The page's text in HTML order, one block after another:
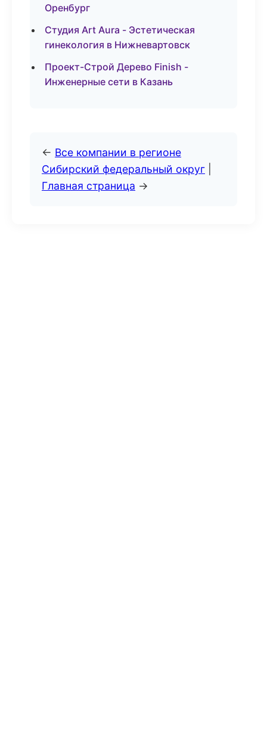
Оренбург
Студия Art Aura - Эстетическая
гинекология в Нижневартовск
Проект-Строй Дерево Finish -
Инженерные сети в Казань
← Все компании в регионе
Сибирский федеральный округ
Главная страница →